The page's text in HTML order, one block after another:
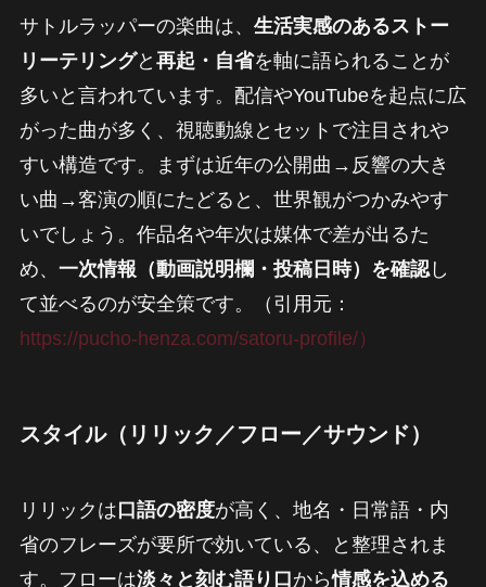
サトルラッパーの楽曲は、 生活実感のあるストー
リーテリングと 再起・自省を軸に語られることが
多いと言われています。配信やYouTubeを起点に広
がった曲が多く、視聴動線とセットで注目されや
すい構造です。まずは近年の公開曲→反響の大き
い曲→客演の順にたどると、世界観がつかみやす
いでしょう。作品名や年次は媒体で差が出るた
め、 一次情報（動画説明欄・投稿日時）を確認し
て並べるのが安全策です。（引用元：
https://pucho-henza.com/satoru-profile/）
スタイル（リリック／フロー／サウンド）
リリックは口語の密度が高く、地名・日常語・内
省のフレーズが要所で効いている、と整理されま
す。フローは淡々と刻む語り口から情感を込める